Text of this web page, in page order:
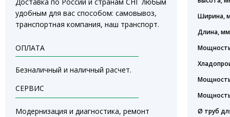
удобным для вас способом: самовывоз,
транспортная компания, наш транспорт.
ОПЛАТА
Безналичный и наличный расчет.
СЕРВИС
Модернизация и диагностика, ремонт
Ширина,
Длина, мм
Ø труб